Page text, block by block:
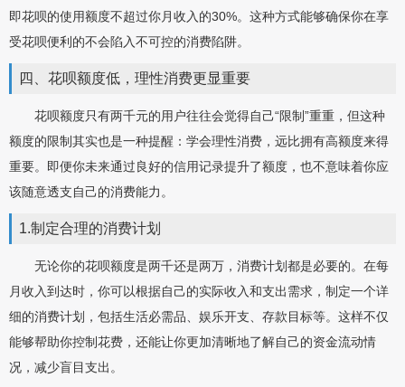
即花呗的使用额度不超过你月收入的30%。这种方式能够确保你在享
受花呗便利的不会陷入不可控的消费陷阱。
四、花呗额度低，理性消费更显重要
花呗额度只有两千元的用户往往会觉得自己“限制”重重，但这种
额度的限制其实也是一种提醒：学会理性消费，远比拥有高额度来得
重要。即便你未来通过良好的信用记录提升了额度，也不意味着你应
该随意透支自己的消费能力。
1.制定合理的消费计划
无论你的花呗额度是两千还是两万，消费计划都是必要的。在每
月收入到达时，你可以根据自己的实际收入和支出需求，制定一个详
细的消费计划，包括生活必需品、娱乐开支、存款目标等。这样不仅
能够帮助你控制花费，还能让你更加清晰地了解自己的资金流动情
况，减少盲目支出。